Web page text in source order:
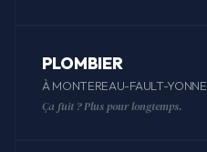
PLOMBIER
À MONTEREAU-FAULT-YONNE
Ça fuit ? Plus pour longtemps.